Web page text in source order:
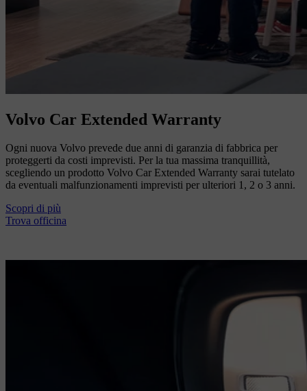
Volvo Car Extended Warranty
Ogni nuova Volvo prevede due anni di garanzia di fabbrica per
proteggerti da costi imprevisti. Per la tua massima tranquillità,
scegliendo un prodotto Volvo Car Extended Warranty sarai tutelato
da eventuali malfunzionamenti imprevisti per ulteriori 1, 2 o 3 anni.
Scopri di più
Trova officina